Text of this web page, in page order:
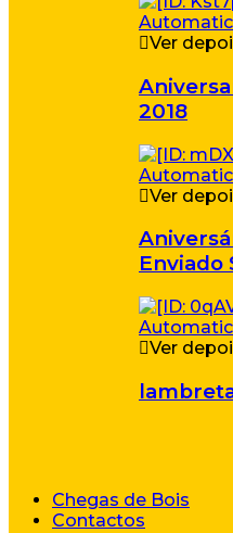
Ver
2018
Ver
Enviado
Ver
Chegas de Bois
Contactos